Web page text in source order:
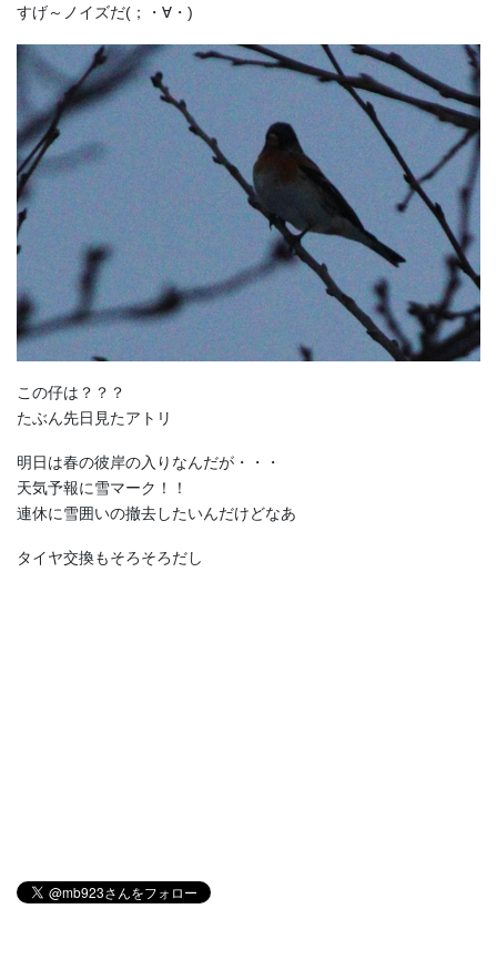
すげ～ノイズだ(；・∀・)
この仔は？？？
たぶん先日見たアトリ
明日は春の彼岸の入りなんだが・・・
天気予報に雪マーク！！
連休に雪囲いの撤去したいんだけどなあ
タイヤ交換もそろそろだし